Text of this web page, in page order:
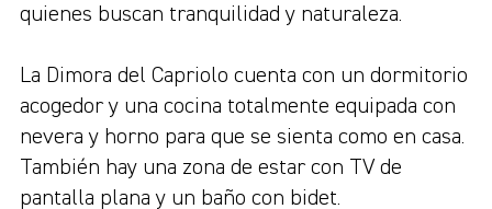
quienes buscan tranquilidad y naturaleza.
La Dimora del Capriolo cuenta con un dormitorio
acogedor y una cocina totalmente equipada con
nevera y horno para que se sienta como en casa.
También hay una zona de estar con TV de
pantalla plana y un baño con bidet.